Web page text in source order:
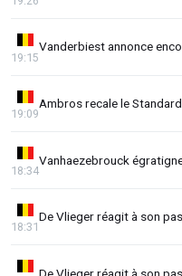
Vanderbiest annonce
19:15
Ambros recale le
19:09
Vanhaezebrouck
18:34
De Vlieger réagit à son
18:31
De Vlieger réagit à son